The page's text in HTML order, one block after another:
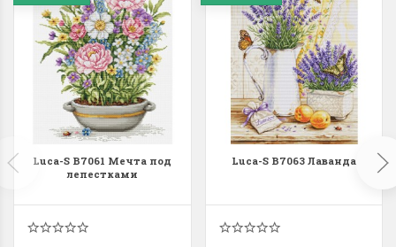
Luca-S B7061 Мечта под
лепестками
Luca-S B7063 Лаванда